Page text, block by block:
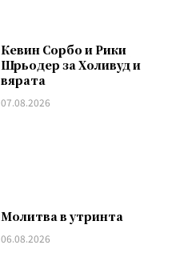
Кевин Сорбо и Рики
Шрьодер за Холивуд и
вярата
07.08.2026
Молитва в утринта
06.08.2026